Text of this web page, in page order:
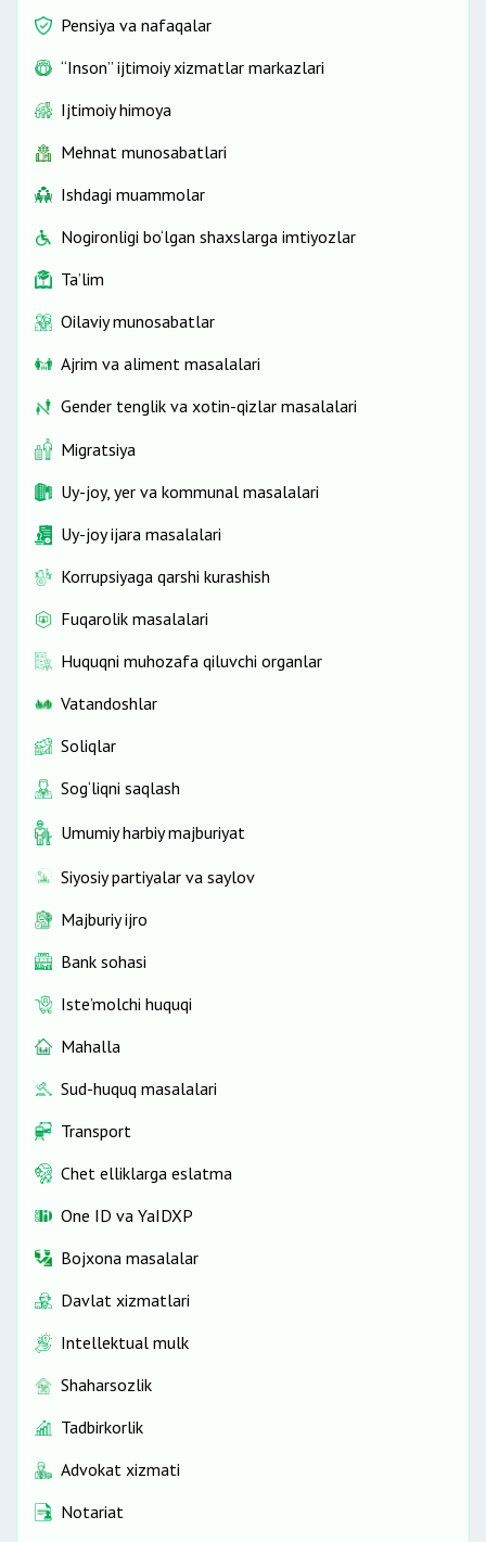
Pensiya va nafaqalar
“Inson” ijtimoiy xizmatlar markazlari
Ijtimoiy himoya
Mehnat munosabatlari
Ishdagi muammolar
Nogironligi bo‘lgan shaxslarga imtiyozlar
Ta’lim
Oilaviy munosabatlar
Ajrim va aliment masalalari
Gender tenglik va xotin-qizlar masalalari
Migratsiya
Uy-joy, yer va kommunal masalalari
Uy-joy ijara masalalari
Korrupsiyaga qarshi kurashish
Fuqarolik masalalari
Huquqni muhozafa qiluvchi organlar
Vatandoshlar
Soliqlar
Sog‘liqni saqlash
Umumiy harbiy majburiyat
Siyosiy partiyalar va saylov
Majburiy ijro
Bank sohasi
Iste’molchi huquqi
Mahalla
Sud-huquq masalalari
Transport
Chet elliklarga eslatma
One ID vа YaIDXP
Bojxona masalalar
Davlat xizmatlari
Intellektual mulk
Shaharsozlik
Tadbirkorlik
Advokat xizmati
Notariat